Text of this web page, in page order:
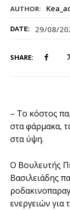
AUTHOR:
DATE: 29/08/
SHARE:
– Το κόστος
στα φάρμακα,
στα ύψη.
Ο Βουλευτής
Βασιλειάδης
ενεργειών για